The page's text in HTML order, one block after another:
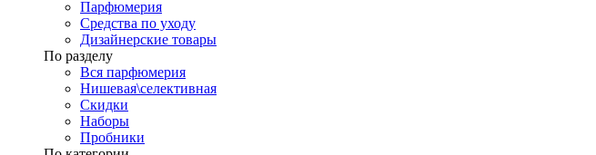
Парфюмерия
Средства по уходу
Дизайнерские товары
По разделу
Вся парфюмерия
Нишевая\селективная
Скидки
Наборы
Пробники